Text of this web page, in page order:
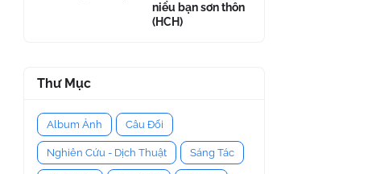
niểu bạn sơn thôn
(HCH)
Thư Mục
Album Ảnh Câu Đối
Nghiên Cứu - Dịch Thuật Sáng Tác